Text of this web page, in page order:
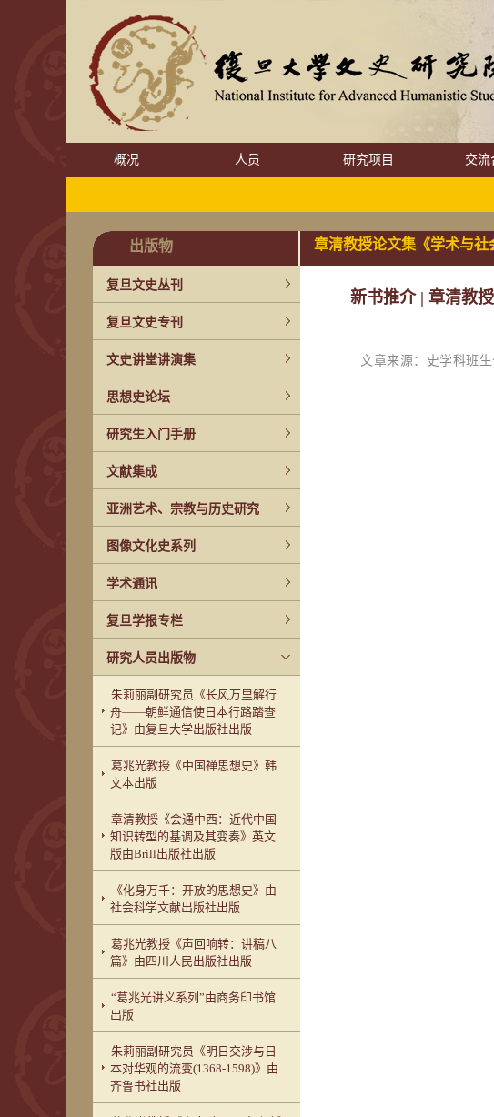
概况 人员 研究项目 交流
出版物
复旦文史丛刊
复旦文史专刊
文史讲堂讲演集
思想史论坛
研究生入门手册
文献集成
亚洲艺术、宗教与历史研究
图像文化史系列
学术通讯
复旦学报专栏
研究人员出版物
朱莉丽副研究员《长风万里解行
舟——朝鲜通信使日本行路踏查
记》由复旦大学出版社出版
葛兆光教授《中国禅思想史》韩
文本出版
章清教授《会通中西：近代中国
知识转型的基调及其变奏》英文
版由Brill出版社出版
《化身万千：开放的思想史》由
社会科学文献出版社出版
葛兆光教授《声回响转：讲稿八
篇》由四川人民出版社出版
“葛兆光讲义系列”由商务印书馆
出版
朱莉丽副研究员《明日交涉与日
本对华观的流变(1368-1598)》由
齐鲁书社出版
章清教授论文集《学术与
新书推介 | 章清教
文章来源：史学科班